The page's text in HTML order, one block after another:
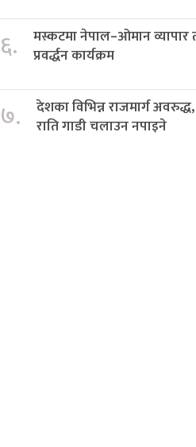
६.
मस्कटमा नेपाल–ओमान व्यापार
प्रवर्द्धन कार्यक्रम
७.
देशका विभिन्न राजमार्ग
राति गाडी चलाउन नपाइने